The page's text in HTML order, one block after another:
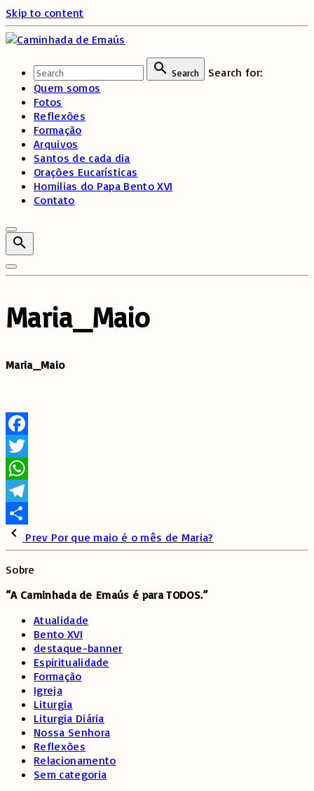
Skip to content
Search
Search for:
Quem somos
Fotos
Reflexões
Formação
Arquivos
Santos de cada dia
Orações Eucarísticas
Homilias do Papa Bento XVI
Contato
Maria_Maio
Maria_Maio
Facebook
Twitter
WhatsApp
Telegram
SharePrev Por que maio é o mês de Maria?
Sobre
“A Caminhada de Emaús é para TODOS.”
Atualidade
Bento XVI
destaque-banner
Espiritualidade
Formação
Igreja
Liturgia
Liturgia Diária
Nossa Senhora
Reflexões
Relacionamento
Sem categoria